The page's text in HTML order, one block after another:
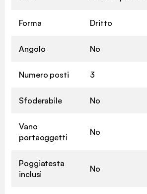
Forma Dritto
Angolo No
Numero posti 3
Sfoderabile No
Vano
portaoggetti
No
Poggiatesta
inclusi
No